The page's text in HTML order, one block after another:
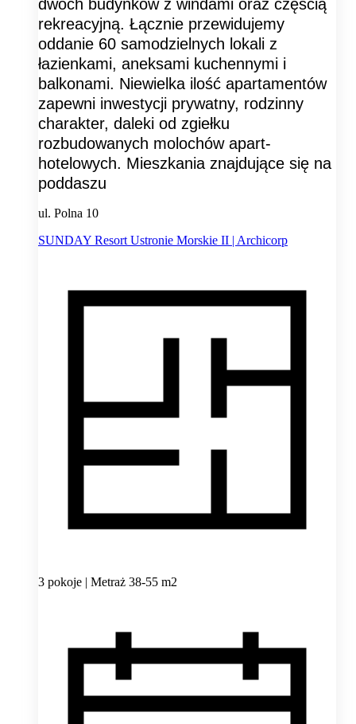
dwóch budynków z windami oraz częścią
rekreacyjną. Łącznie przewidujemy
oddanie 60 samodzielnych lokali z
łazienkami, aneksami kuchennymi i
balkonami. Niewielka ilość apartamentów
zapewni inwestycji prywatny, rodzinny
charakter, daleki od zgiełku
rozbudowanych molochów apart-
hotelowych. Mieszkania znajdujące się na
poddaszu
ul. Polna 10
SUNDAY Resort Ustronie Morskie II | Archicorp
3 pokoje | Metraż 38-55 m2